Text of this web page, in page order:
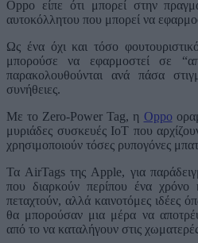
Oppo είπε ότι μπορεί στην
αυτοκόλλητου που μπορεί να
Ως ένα όχι και τόσο
μπορούσε να εφαρμοστεί σε
παρακολουθούνται ανά πάσα
συνήθειες.
Με το Zero-Power Tag, η Oppo
μυριάδες συσκευές IoT που
χρησιμοποιούν τόσες ρυπογόνες
Τα AirTags της Apple, για
που διαρκούν περίπου ένα χρόνο
πεταχτούν, αλλά καινοτόμες ιδέες
θα μπορούσαν μια μέρα να
από το να καταλήγουν στις